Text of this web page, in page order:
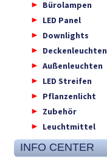
Bürolampen
LED Panel
Downlights
Deckenleuchten
Außenleuchten
LED Streifen
Pflanzenlicht
Zubehör
Leuchtmittel
INFO CENTER